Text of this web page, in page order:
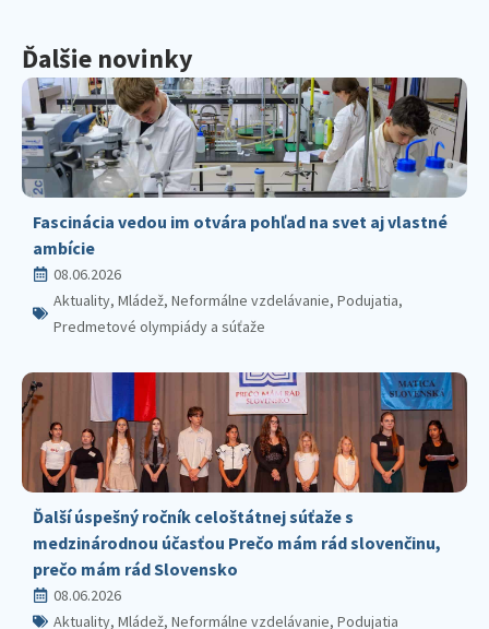
Ďalšie novinky
Fascinácia vedou im otvára pohľad na svet aj vlastné
ambície
08.06.2026
Aktuality, Mládež, Neformálne vzdelávanie, Podujatia,
Predmetové olympiády a súťaže
Ďalší úspešný ročník celoštátnej súťaže s
medzinárodnou účasťou Prečo mám rád slovenčinu,
prečo mám rád Slovensko
08.06.2026
Aktuality, Mládež, Neformálne vzdelávanie, Podujatia